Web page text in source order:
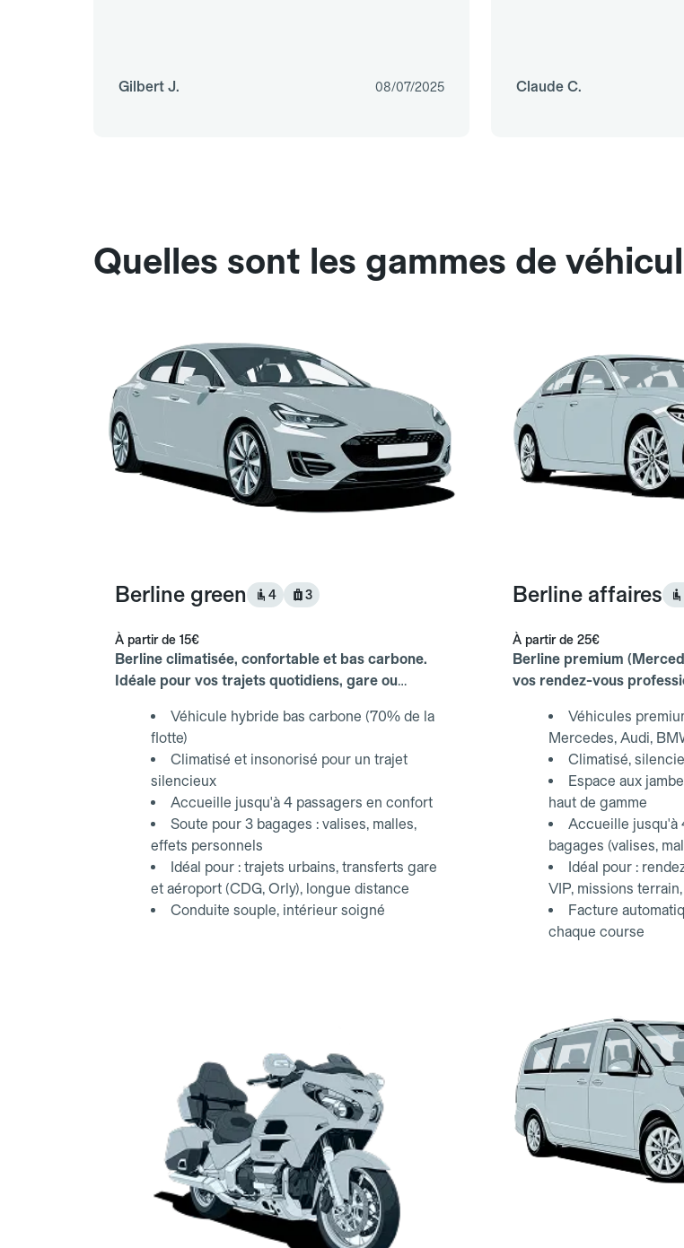
Gilbert J. 08/07/2025 Claude C.
Quelles sont les gammes de
Berline green 4 3
À partir de 15€
Berline climatisée, confortable et bas carbone.
Idéale pour vos trajets quotidiens, gare ou
Véhicule hybride bas carbone (70% de la
flotte)
Climatisé et insonorisé pour un trajet
silencieux
Accueille jusqu'à 4 passagers en confort
Soute pour 3 bagages : valises, malles,
effets personnels
Idéal pour : trajets urbains, transferts gare
et aéroport (CDG, Orly), longue distance
Conduite souple, intérieur soigné
Berline affaires
À partir de 25€
Berline premium
vos rendez-vous
Véhicules
Mercedes, Audi,
Climatisé,
Espace aux
haut de gamme
Accueille jusqu'à
bagages (valises,
Idéal pour :
VIP, missions
Facture
chaque course